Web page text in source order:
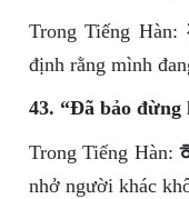
Trong Tiếng Hàn:
định rằng mình
43. “Đã bảo đừng
Trong Tiếng Hàn:
nhở người khác